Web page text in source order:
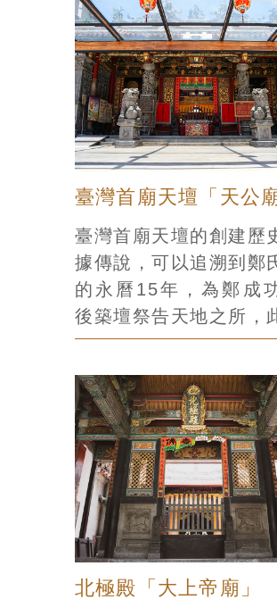
臺灣首廟天壇「天公廟
臺灣首廟天壇的創建歷
據傳說，可以追溯到鄭
的永曆15年，為鄭成
後築壇祭告天地之所，
直由民宅輪流祭祀，直
廟內主祀玉皇上帝，為
仰中神格最高的神明，
前的「一字匾」，為享
的四大名匾之一，值得
府城人的信仰中心 無
來到天壇，香煙環繞中
滿了祈求玉皇上帝保
眾。廟宇雖然不大，但
北極殿「大上帝廟」